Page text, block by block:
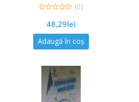
5
(0)
48,29lei
Adaugă în coș